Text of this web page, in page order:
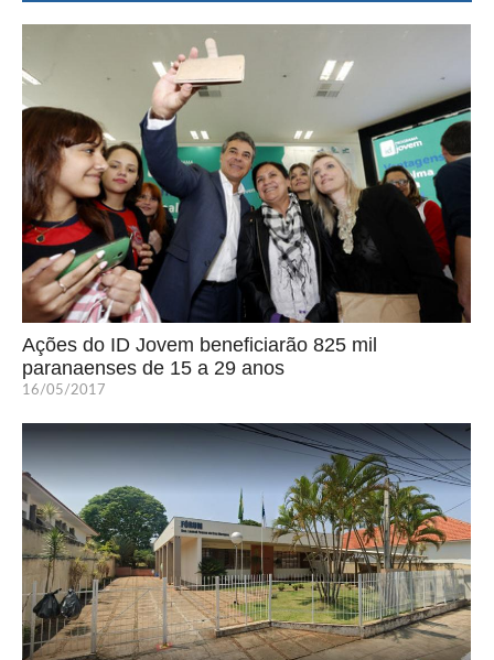
Ações do ID Jovem beneficiarão 825 mil
paranaenses de 15 a 29 anos
16/05/2017